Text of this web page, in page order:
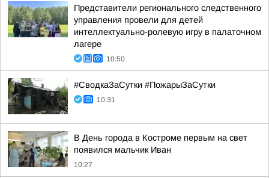
Представители регионального следственного
управления провели для детей
интеллектуально-ролевую игру в палаточном
лагере
10:50
#СводкаЗаСутки #ПожарыЗаСутки
10:31
В День города в Костроме первым на свет
появился мальчик Иван
10:27